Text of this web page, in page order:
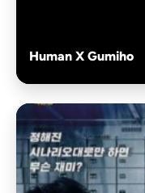
Human X Gumiho